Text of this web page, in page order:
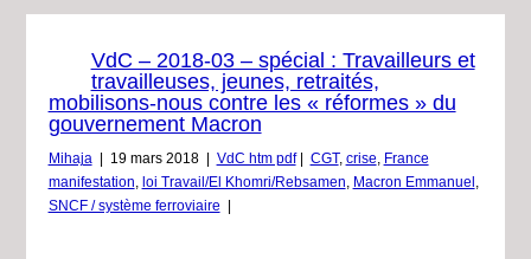
VdC – 2018-03 – spécial : Travailleurs et
travailleuses, jeunes, retraités,
mobilisons-nous contre les « réformes » du
gouvernement Macron
Mihaja 19 mars 2018 VdC htm pdf CGT, crise
France
manifestation
loi Travail/El Khomri/Rebsamen Macron Emmanuel
SNCF / système ferroviaire